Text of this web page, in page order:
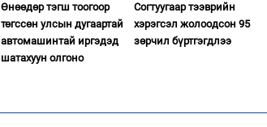
Өнөөдөр тэгш тоогоор
төгссөн улсын дугаартай
автомашинтай иргэдэд
шатахуун олгоно
Согтуугаар тээврийн
хэрэгсэл жолоодсон 95
зөрчил бүртгэгдлээ